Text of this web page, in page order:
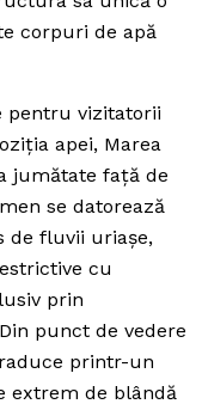
corpuri de apă
pentru vizitatorii
apei, Marea
jumătate față de
se datorează
de fluvii uriașe,
cu
prin
punct de vedere
printr-un
extrem de blândă